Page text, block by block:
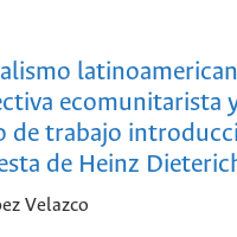
ecomunitarista
de trabajo
de Heinz
Velazco